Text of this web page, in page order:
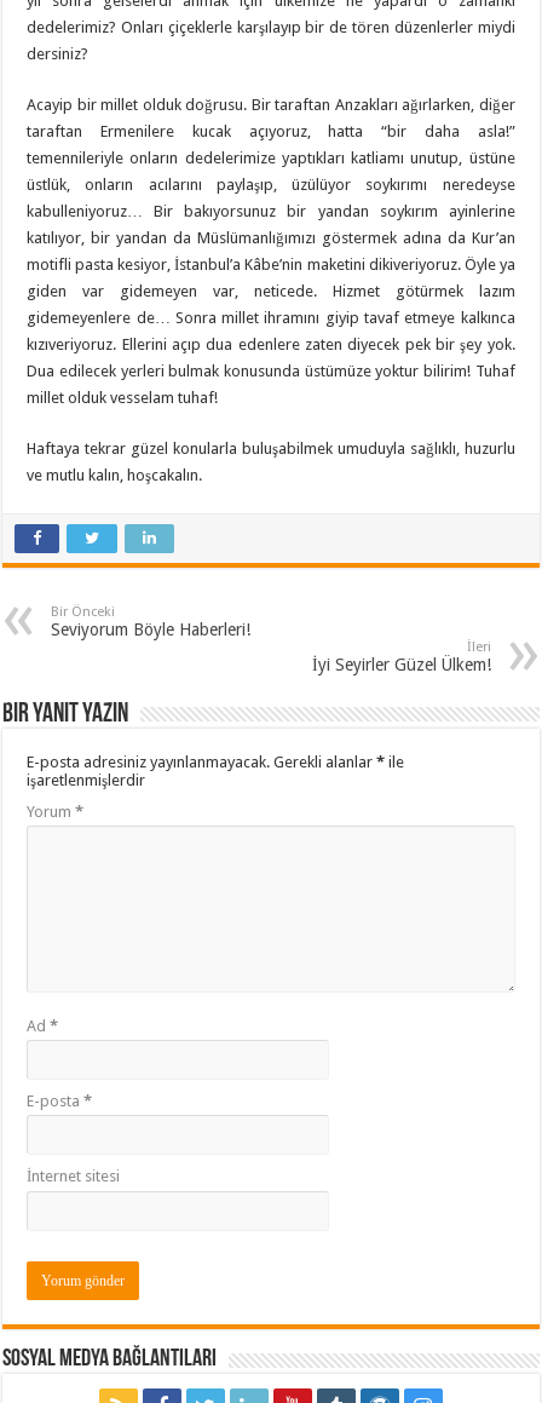
dedelerimiz? Onları çiçeklerle karşılayıp bir de tören düzenlerler miydi
dersiniz?
Acayip bir millet olduk doğrusu. Bir taraftan Anzakları ağırlarken, diğer
taraftan Ermenilere kucak açıyoruz, hatta “bir daha asla!”
temennileriyle onların dedelerimize yaptıkları katliamı unutup, üstüne
üstlük, onların acılarını paylaşıp, üzülüyor soykırımı neredeyse
kabulleniyoruz… Bir bakıyorsunuz bir yandan soykırım ayinlerine
katılıyor, bir yandan da Müslümanlığımızı göstermek adına da Kur’an
motifli pasta kesiyor, İstanbul’a Kâbe’nin maketini dikiveriyoruz. Öyle ya
giden var gidemeyen var, neticede. Hizmet götürmek lazım
gidemeyenlere de… Sonra millet ihramını giyip tavaf etmeye kalkınca
kızıveriyoruz. Ellerini açıp dua edenlere zaten diyecek pek bir şey yok.
Dua edilecek yerleri bulmak konusunda üstümüze yoktur bilirim! Tuhaf
millet olduk vesselam tuhaf!
Haftaya tekrar güzel konularla buluşabilmek umuduyla sağlıklı, huzurlu
ve mutlu kalın, hoşcakalın.
Bir Önceki
Seviyorum Böyle Haberleri!
İleri
İyi Seyirler Güzel Ülkem!
Bir yanıt yazın
E-posta adresiniz yayınlanmayacak. Gerekli alanlar* ile
işaretlenmişlerdir
Yorum*
Ad*
E-posta*
İnternet sitesi
Sosyal Medya Bağlantıları